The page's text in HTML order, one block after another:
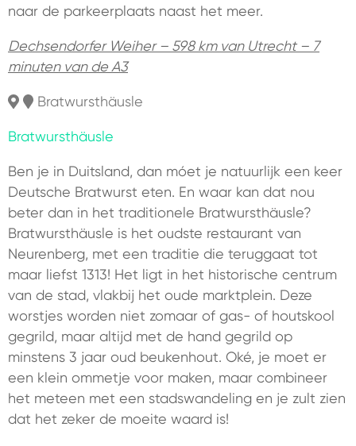
naar de parkeerplaats naast het meer.
Dechsendorfer Weiher – 598 km van Utrecht – 7
minuten van de A3
Bratwursthäusle
Bratwursthäusle
Ben je in Duitsland, dan móet je natuurlijk een keer
Deutsche Bratwurst eten. En waar kan dat nou
beter dan in het traditionele Bratwursthäusle?
Bratwursthäusle is het oudste restaurant van
Neurenberg, met een traditie die teruggaat tot
maar liefst 1313! Het ligt in het historische centrum
van de stad, vlakbij het oude marktplein. Deze
worstjes worden niet zomaar of gas- of houtskool
gegrild, maar altijd met de hand gegrild op
minstens 3 jaar oud beukenhout. Oké, je moet er
een klein ommetje voor maken, maar combineer
het meteen met een stadswandeling en je zult zien
dat het zeker de moeite waard is!